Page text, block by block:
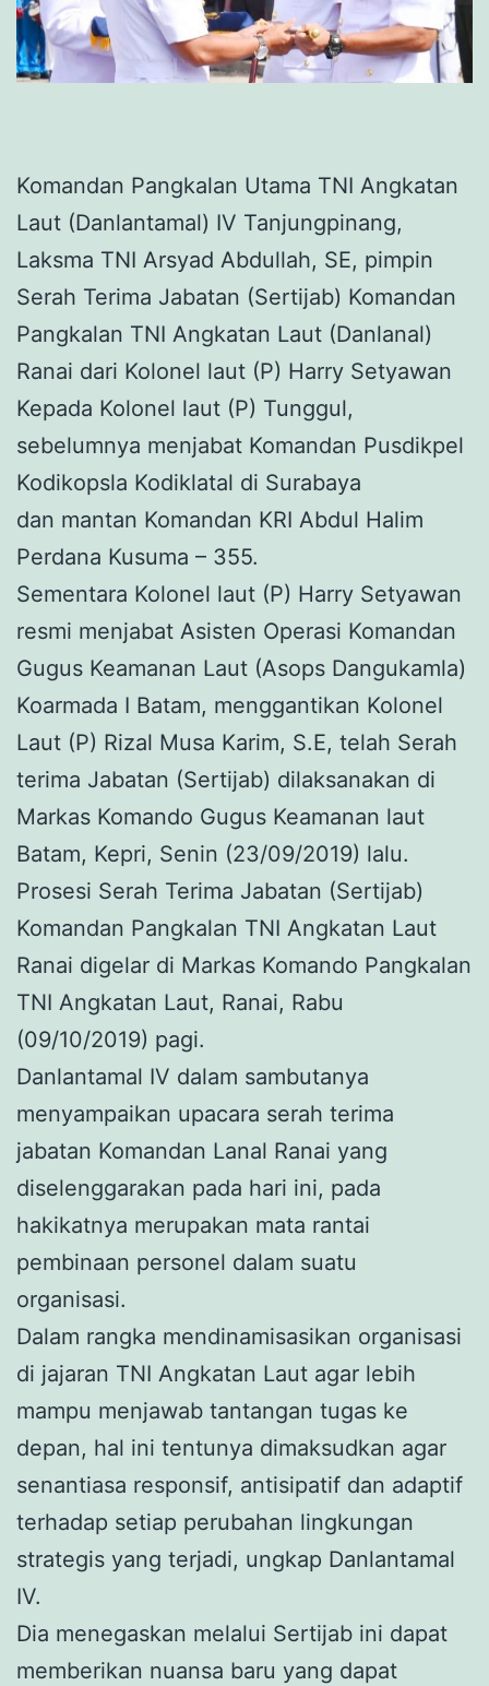
Komandan Pangkalan Utama TNI Angkatan
Laut (Danlantamal) IV Tanjungpinang,
Laksma TNI Arsyad Abdullah, SE, pimpin
Serah Terima Jabatan (Sertijab) Komandan
Pangkalan TNI Angkatan Laut (Danlanal)
Ranai dari Kolonel laut (P) Harry Setyawan
Kepada Kolonel laut (P) Tunggul,
sebelumnya menjabat Komandan Pusdikpel
Kodikopsla Kodiklatal di Surabaya
dan mantan Komandan KRI Abdul Halim
Perdana Kusuma – 355.
Sementara Kolonel laut (P) Harry Setyawan
resmi menjabat Asisten Operasi Komandan
Gugus Keamanan Laut (Asops Dangukamla)
Koarmada I Batam, menggantikan Kolonel
Laut (P) Rizal Musa Karim, S.E, telah Serah
terima Jabatan (Sertijab) dilaksanakan di
Markas Komando Gugus Keamanan laut
Batam, Kepri, Senin (23/09/2019) lalu.
Prosesi Serah Terima Jabatan (Sertijab)
Komandan Pangkalan TNI Angkatan Laut
Ranai digelar di Markas Komando Pangkalan
TNI Angkatan Laut, Ranai, Rabu
(09/10/2019) pagi.
Danlantamal IV dalam sambutanya
menyampaikan upacara serah terima
jabatan Komandan Lanal Ranai yang
diselenggarakan pada hari ini, pada
hakikatnya merupakan mata rantai
pembinaan personel dalam suatu
organisasi.
Dalam rangka mendinamisasikan organisasi
di jajaran TNI Angkatan Laut agar lebih
mampu menjawab tantangan tugas ke
depan, hal ini tentunya dimaksudkan agar
senantiasa responsif, antisipatif dan adaptif
terhadap setiap perubahan lingkungan
strategis yang terjadi, ungkap Danlantamal
IV.
Dia menegaskan melalui Sertijab ini dapat
memberikan nuansa baru yang dapat